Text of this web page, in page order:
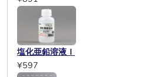
塩化亜鉛溶液Ｉ
¥597